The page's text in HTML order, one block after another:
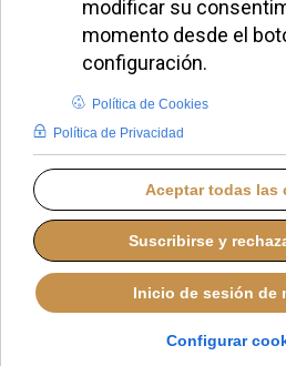
ALMUDENA RODRIGO
DESDE EL